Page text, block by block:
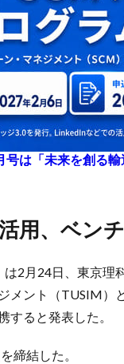
号は「未来を創る
活用、ベン
は2月24日、東京
メント（TUSIM）
すると発表した。
締結した。